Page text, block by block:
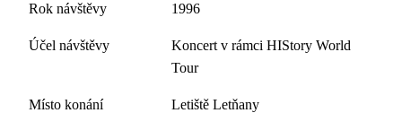
Rok návštěvy 1996
Účel návštěvy
Koncert v rámci HIStory World
Tour
Místo konání
Letiště Letňany